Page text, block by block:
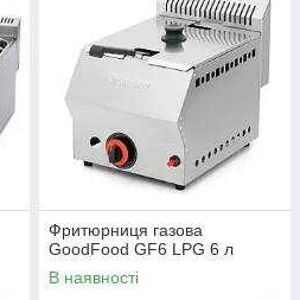
Фритюрниця газова
GoodFood GF6 LPG 6 л
В наявності